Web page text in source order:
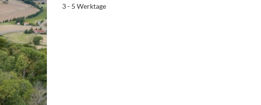
3 - 5 Werktage